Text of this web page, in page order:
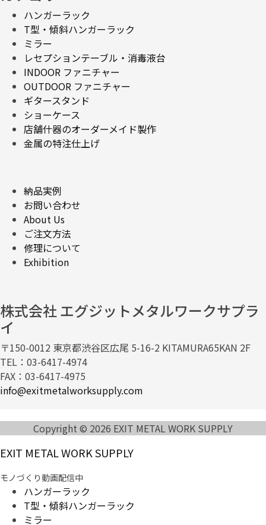
ハンガーラック
T型・傾斜ハンガーラック
ミラー
レセプションテーブル・消毒液台
INDOOR ファニチャー
OUTDOOR ファニチャー
ギタースタンド
ショーケース
店舗什器のオーダーメイド製作
金属の特注仕上げ
納品実例
お問い合わせ
About Us
ご注文方法
修理について
Exhibition
株式会社 エグジットメタルワークサプラ
イ
〒150-0012 東京都渋谷区広尾 5-16-2 KITAMURA65KAN 2F
TEL：03-6417-4974
FAX：03-6417-4975
info@exitmetalworksupply.com
Copyright © 2026 EXIT METAL WORK SUPPLY
EXIT METAL WORK SUPPLY
モノづくり動画配信中
ハンガーラック
T型・傾斜ハンガーラック
ミラー